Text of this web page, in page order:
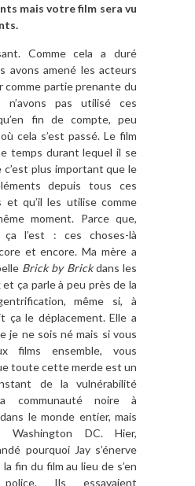
mais votre film sera vu
Comme cela a duré
avons amené les acteurs
comme partie prenante du
n’avons pas utilisé ces
fin de compte, peu
cela s’est passé. Le film
temps durant lequel il se
c’est plus important que le
depuis tous ces
et qu’il les utilise comme
moment. Parce que,
ça l’est : ces choses-là
et encore. Ma mère a
Brick by Brickdans les
ça parle à peu près de la
même si, à
ça le déplacement. Elle a
je ne sois né mais si vous
films ensemble, vous
toute cette merde est un
de la vulnérabilité
communauté noire à
le monde entier, mais
Washington DC. Hier,
pourquoi Jay s’énerve
fin du film au lieu de s’en
Ils essayaient